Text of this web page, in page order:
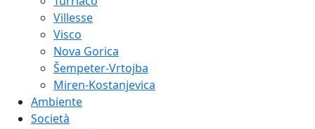
Villesse
Visco
Nova Gorica
Šempeter-Vrtojba
Miren-Kostanjevica
Ambiente
Società